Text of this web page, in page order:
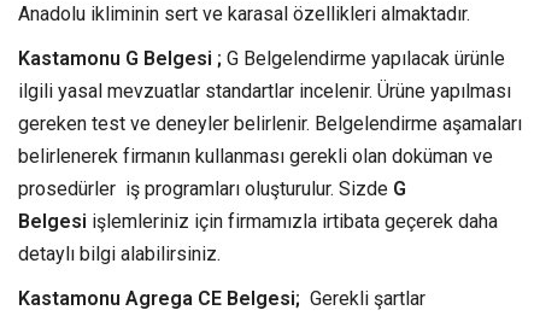
Anadolu ikliminin sert ve karasal özellikleri almaktadır.
Kastamonu G Belgesi ; G Belgelendirme yapılacak ürünle
ilgili yasal mevzuatlar standartlar incelenir. Ürüne yapılması
gereken test ve deneyler belirlenir. Belgelendirme aşamaları
belirlenerek firmanın kullanması gerekli olan doküman ve
prosedürler iş programları oluşturulur. Sizde G
Belgesi işlemleriniz için firmamızla irtibata geçerek daha
detaylı bilgi alabilirsiniz.
Kastamonu Agrega CE Belgesi; Gerekli şartlar